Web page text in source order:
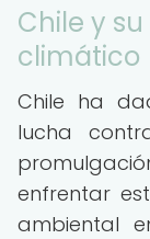
Chile y
climático
Chile ha
lucha
enfrentar
ambiental